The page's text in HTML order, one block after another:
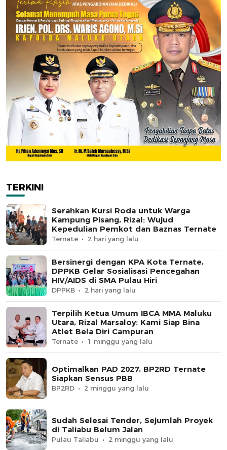
TERKINI
Serahkan Kursi Roda untuk Warga
Kampung Pisang, Rizal: Wujud
Kepedulian Pemkot dan Baznas Ternate
Ternate 2 hari yang lalu
Bersinergi dengan KPA Kota Ternate,
DPPKB Gelar Sosialisasi Pencegahan
HIV/AIDS di SMA Pulau Hiri
DPPKB 2 hari yang lalu
Terpilih Ketua Umum IBCA MMA Maluku
Utara, Rizal Marsaloy: Kami Siap Bina
Atlet Bela Diri Campuran
Ternate 1 minggu yang lalu
Optimalkan PAD 2027, BP2RD Ternate
Siapkan Sensus PBB
BP2RD 2 minggu yang lalu
Sudah Selesai Tender, Sejumlah Proyek
di Taliabu Belum Jalan
Pulau Taliabu 2 minggu yang lalu